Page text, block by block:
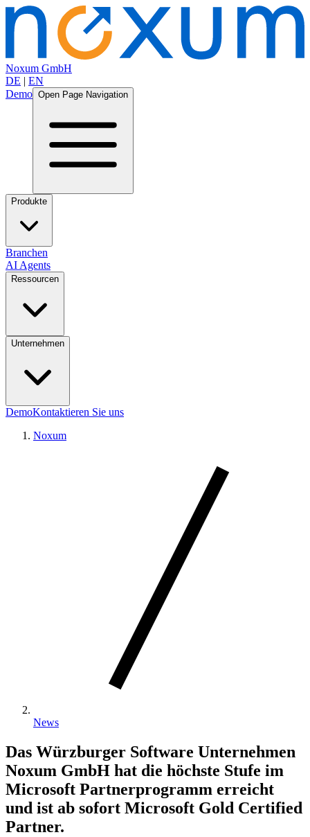
Noxum GmbH
DE | EN
Demo Open Page Navigation
Produkte
Branchen
AI Agents
Ressourcen
Unternehmen
DemoKontaktieren Sie uns
Noxum
News
Das Würzburger Software Unternehmen
Noxum GmbH hat die höchste Stufe im
Microsoft Partnerprogramm erreicht
und ist ab sofort Microsoft Gold Certified
Partner.